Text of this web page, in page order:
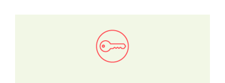
Bekijk in onze kaartviewer